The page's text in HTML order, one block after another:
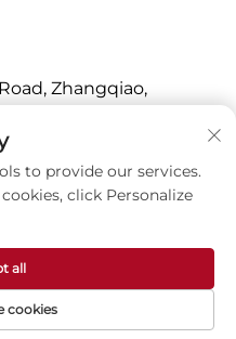
Zhangqiao,
Wenzhou City,
Machinery Co.,Ltd -
to provide our services.
click Personalize
cookies
all